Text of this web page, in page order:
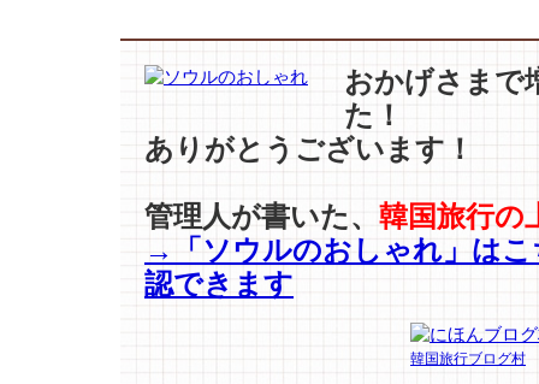
『紳
キ
ム・
ウ
ク
おかげさまで
た！
ありがとうございます！
管理人が書いた、 韓国旅行の
→「ソウルのおしゃれ」はこ
認できます
韓国旅行ブログ村